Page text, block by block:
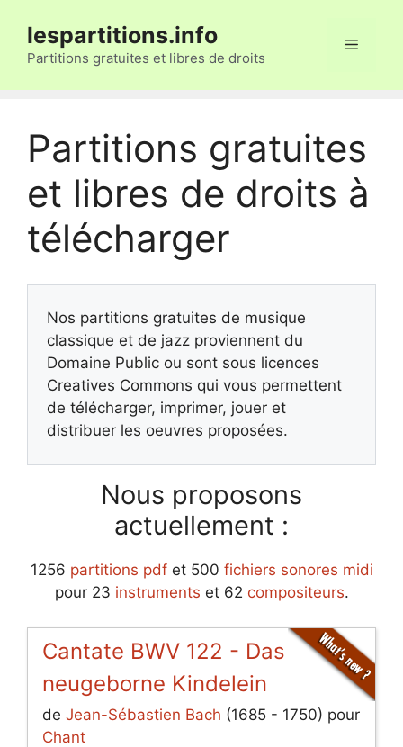
contenu
lespartitions.info
Partitions gratuites et libres de droits
Menu
Partitions gratuites
et libres de droits à
télécharger
Nos partitions gratuites de musique
classique et de jazz proviennent du
Domaine Public ou sont sous licences
Creatives Commons qui vous permettent
de télécharger, imprimer, jouer et
distribuer les oeuvres proposées.
Nous proposons
actuellement :
1256 partitions pdfet 500 fichiers sonores midi
pour 23 instruments et 62 compositeurs.
Cantate BWV 122 - Das
neugeborne Kindelein
de Jean-Sébastien Bach (1685 - 1750) pour
Chant